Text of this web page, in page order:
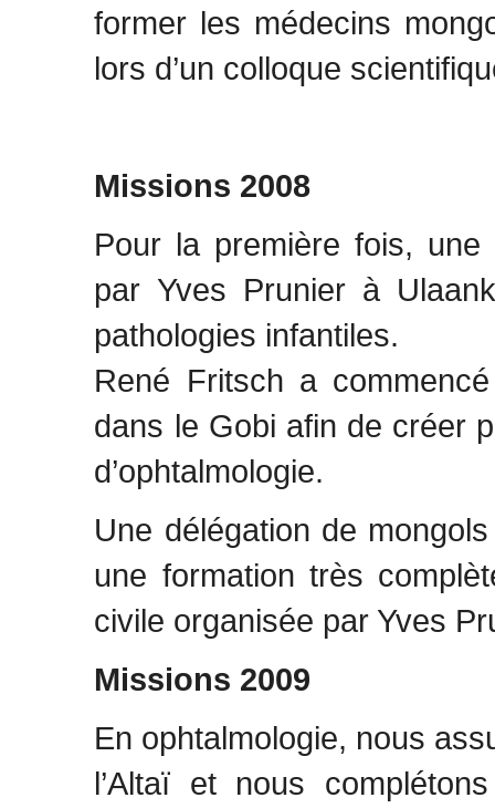
former les médecins
lors d’un colloque
Missions 2008
Pour la première fois,
par Yves Prunier à
pathologies infantiles.
René Fritsch a
dans le Gobi afin de créer
d’ophtalmologie.
Une délégation de
une formation très
civile organisée par Yves
Missions 2009
En ophtalmologie, nous
l’Altaï et nous